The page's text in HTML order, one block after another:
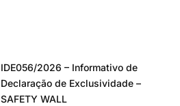
IDE056/2026 – Informativo de
Declaração de Exclusividade –
SAFETY WALL